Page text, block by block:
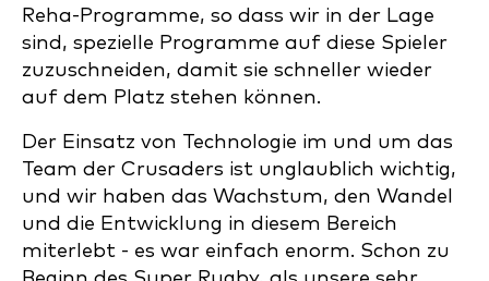
Reha-Programme, so dass wir in der Lage
sind, spezielle Programme auf diese Spieler
zuzuschneiden, damit sie schneller wieder
auf dem Platz stehen können.
Der Einsatz von Technologie im und um das
Team der Crusaders ist unglaublich wichtig,
und wir haben das Wachstum, den Wandel
und die Entwicklung in diesem Bereich
miterlebt - es war einfach enorm. Schon zu